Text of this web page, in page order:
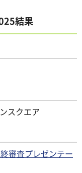
結果
スクエア
審査プレゼンテー